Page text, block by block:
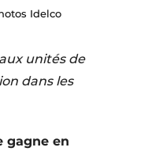
Idelco
unités de
dans les
gagne en